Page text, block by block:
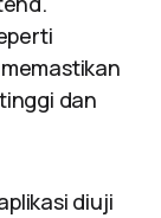
dan
diuji